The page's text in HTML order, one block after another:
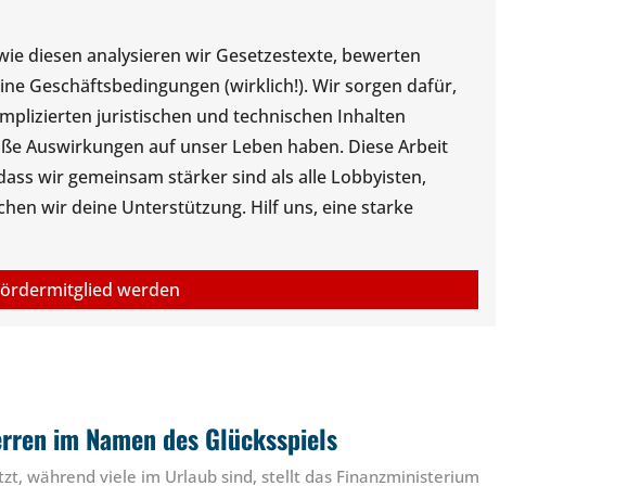
diesen analysieren wir Gesetzestexte, bewerten
Geschäftsbedingungen (wirklich!). Wir sorgen dafür,
juristischen und technischen Inhalten
Auswirkungen auf unser Leben haben. Diese Arbeit
wir gemeinsam stärker sind als alle Lobbyisten,
wir deine Unterstützung. Hilf uns, eine starke
werden
im Namen des Glücksspiels
während viele im Urlaub sind, stellt das Finanzministerium